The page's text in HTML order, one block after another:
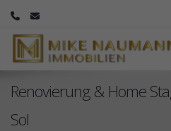
Renovierung & Home
Sol